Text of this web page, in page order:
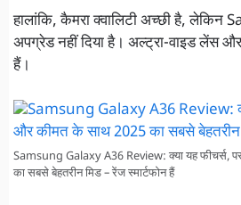
हालांकि, कैमरा क्वालिटी अच्छी है, लेकिन
अपग्रेड नहीं दिया है। अल्ट्रा-वाइड लेंस
हैं।
Samsung Galaxy A36 Review: क्या यह फीचर्स,
का सबसे बेहतरीन मिड – रेंज स्मार्टफोन हैं